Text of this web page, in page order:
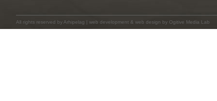
All rights reserved by Arhipelag | web development & web design by Ogitive Media Lab